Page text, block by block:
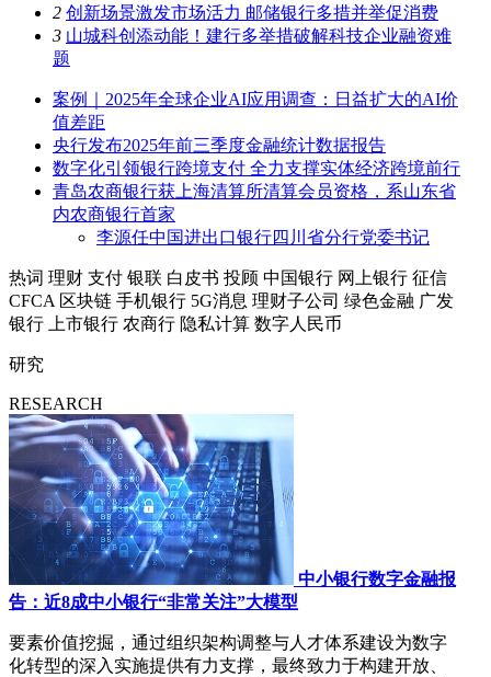
2 创新场景激发市场活力 邮储银行多措并举促消费
3 山城科创添动能！建行多举措破解科技企业融资难
题
案例｜2025年全球企业AI应用调查：日益扩大的AI价
值差距
央行发布2025年前三季度金融统计数据报告
数字化引领银行跨境支付 全力支撑实体经济跨境前行
青岛农商银行获上海清算所清算会员资格，系山东省
内农商银行首家
李源任中国进出口银行四川省分行党委书记
热词 理财 支付 银联 白皮书 投顾 中国银行 网上银行 征信
CFCA 区块链 手机银行 5G消息 理财子公司 绿色金融 广发
银行
上市银行 农商行 隐私计算 数字人民币
研究
RESEARCH
中小银行数字金融报
告：近8成中小银行“非常关注”大模型
要素价值挖掘，通过组织架构调整与人才体系建设为数字
化转型的深入实施提供有力支撑，最终致力于构建开放、